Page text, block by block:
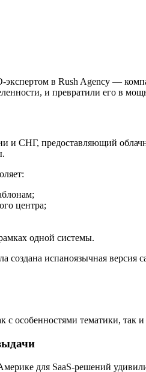
экспертом в Rush Agency ―
и превратили его в
СНГ, предоставляющий
центра;
одной системы.
создана испаноязычная
особенностями тематики, так
для SaaS-решений